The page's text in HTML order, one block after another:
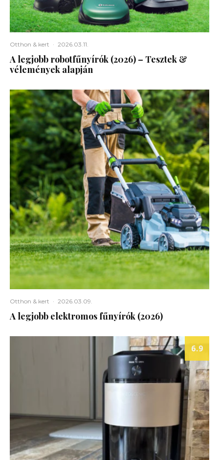
Otthon & kert · 2026.03.11.
A legjobb robotfűnyírók (2026) – Tesztek &
vélemények alapján
Otthon & kert · 2026.03.09.
A legjobb elektromos fűnyírók (2026)
6.9